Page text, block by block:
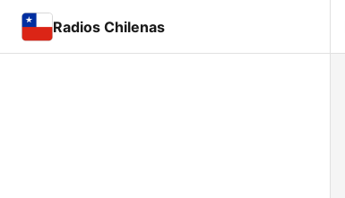
Radios Chilenas